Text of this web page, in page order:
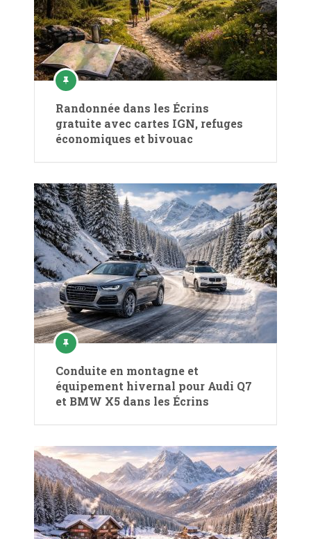
Randonnée dans les Écrins
gratuite avec cartes IGN, refuges
économiques et bivouac
Conduite en montagne et
équipement hivernal pour Audi Q7
et BMW X5 dans les Écrins